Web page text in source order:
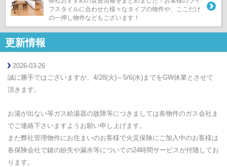
フスタイルに合わせた様々なタイプの物件や、ここだけ
の一押し物件などもございます！
更新情報
2026-03-26
誠に勝手ではございますが、4/28(火)～5/6(水)までをGW休業とさせて
頂きます。
お湯が出ない等ガス給湯器の故障等につきましては各物件のガス会社ま
でご連絡下さいますようお願い申し上げます。
また弊社管理物件にお住まいのお客様で火災保険にご加入中のお客様は
各保険会社で鍵の紛失や漏水等についての24時間サービスが付随してお
ります。